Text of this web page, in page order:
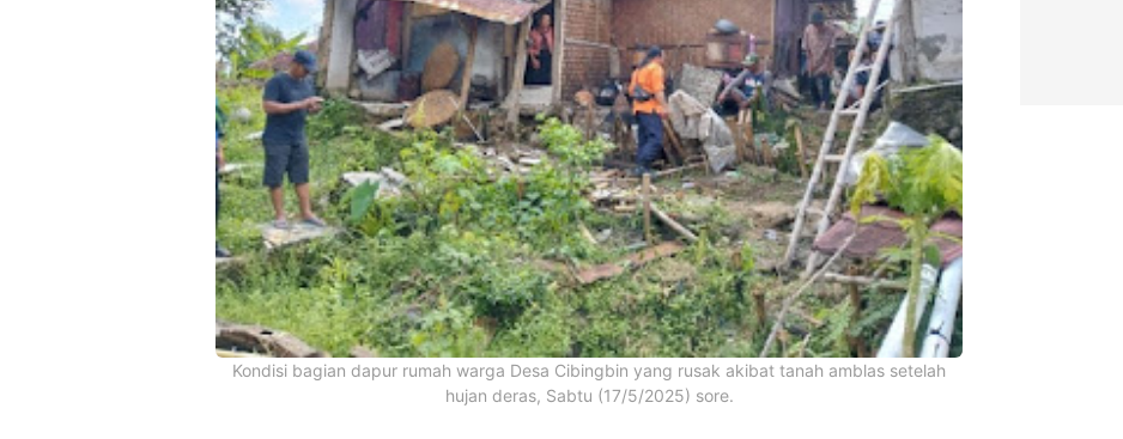
Kondisi bagian dapur rumah warga Desa Cibingbin yang rusak akibat tanah amblas setelah
hujan deras, Sabtu (17/5/2025) sore.